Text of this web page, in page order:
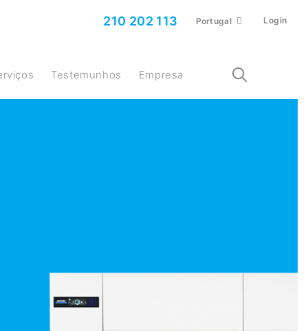
210 202 113 Portugal Login
Testemunhos Empresa